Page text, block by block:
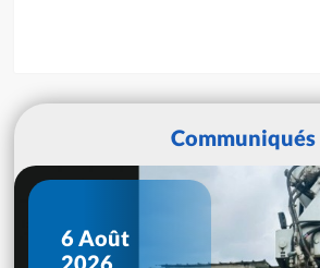
Communiqués
6 Août
2026